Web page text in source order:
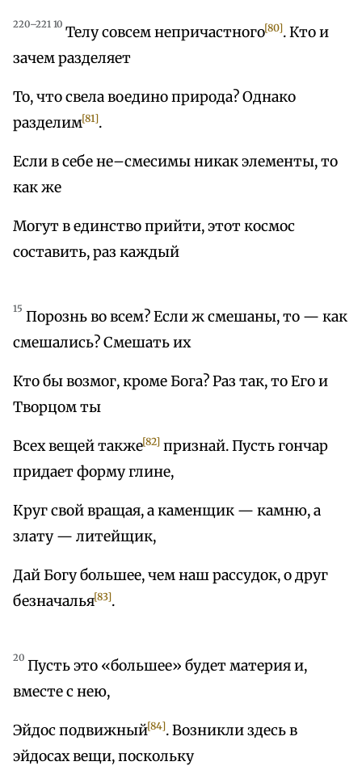
220–221 10 Телу совсем непричастного[80]. Кто и
зачем разделяет
То, что свела воедино природа? Однако
разделим[81].
Если в себе не–смесимы никак элементы, то
как же
Могут в единство прийти, этот космос
составить, раз каждый
15 Порознь во всем? Если ж смешаны, то — как
смешались? Смешать их
Кто бы возмог, кроме Бога? Раз так, то Его и
Творцом ты
Всех вещей также[82] признай. Пусть гончар
придает форму глине,
Круг свой вращая, а каменщик — камню, а
злату — литейщик,
Дай Богу большее, чем наш рассудок, о друг
безначалья[83].
20 Пусть это «большее» будет материя и,
вместе с нею,
Эйдос подвижный[84]. Возникли здесь в
эйдосах вещи, поскольку